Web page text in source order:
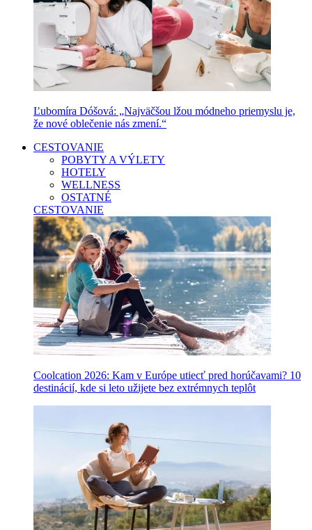
Ľubomíra Dóšová: „Najväčšou lžou módneho priemyslu je,
že nové oblečenie nás zmení.“
CESTOVANIE
POBYTY A VÝLETY
HOTELY
WELLNESS
OSTATNÉ
CESTOVANIE
Coolcation 2026: Kam v Európe utiecť pred horúčavami? 10
destinácií, kde si leto užijete bez extrémnych teplôt